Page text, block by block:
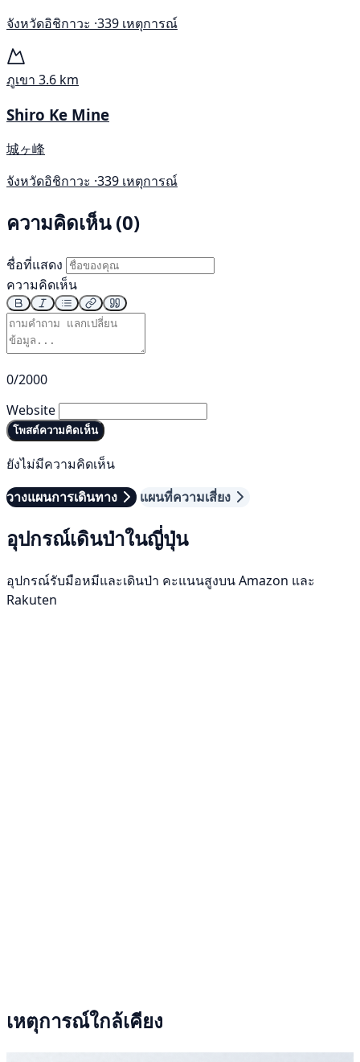
จังหวัดอิชิกาวะ ·339 เหตุการณ์
ภูเขา 3.6 km
Shiro Ke Mine
城ヶ峰
จังหวัดอิชิกาวะ ·339 เหตุการณ์
ความคิดเห็น (0)
ชื่อที่แสดง
ความคิดเห็น
0/2000
Website
โพสต์ความคิดเห็น
ยังไม่มีความคิดเห็น
วางแผนการเดินทาง
แผนที่ความเสี่ยง
อุปกรณ์เดินป่าในญี่ปุ่น
อุปกรณ์รับมือหมีและเดินป่า คะแนนสูงบน Amazon และ
Rakuten
เหตุการณ์ใกล้เคียง